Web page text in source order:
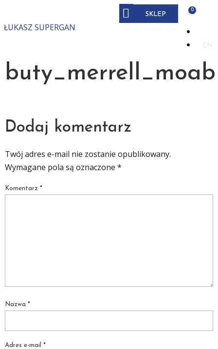
ŁUKASZ SUPERGAN
SKLEP
EN
Dodaj komentarz
Twój adres e-mail nie zostanie opublikowany.
Wymagane pola są oznaczone *
Komentarz *
Nazwa *
Adres e-mail *